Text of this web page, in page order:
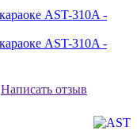
Написать отзыв